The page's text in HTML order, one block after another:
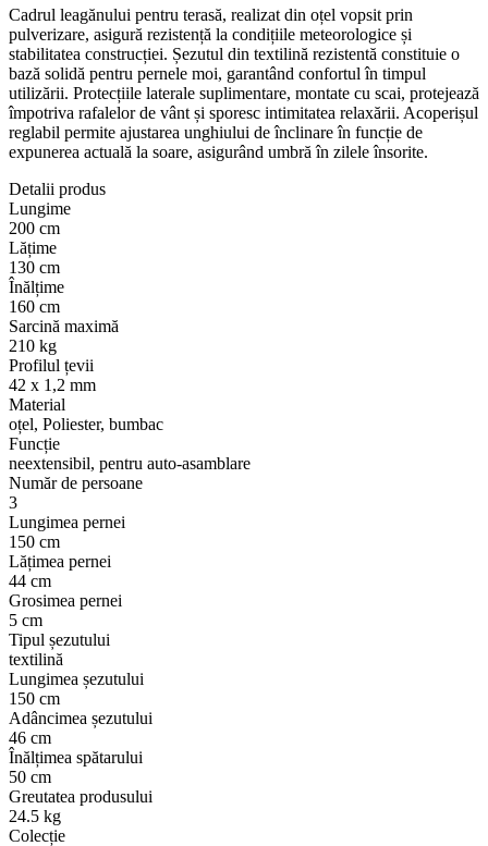
Cadrul leagănului pentru terasă, realizat din oțel vopsit prin
pulverizare, asigură rezistență la condițiile meteorologice și
stabilitatea construcției. Șezutul din textilină rezistentă constituie o
bază solidă pentru pernele moi, garantând confortul în timpul
utilizării. Protecțiile laterale suplimentare, montate cu scai, protejează
împotriva rafalelor de vânt și sporesc intimitatea relaxării. Acoperișul
reglabil permite ajustarea unghiului de înclinare în funcție de
expunerea actuală la soare, asigurând umbră în zilele însorite.
Detalii produs
Lungime
200 cm
Lățime
130 cm
Înălțime
160 cm
Sarcină maximă
210 kg
Profilul țevii
42 x 1,2 mm
Material
oțel, Poliester, bumbac
Funcție
neextensibil, pentru auto-asamblare
Număr de persoane
3
Lungimea pernei
150 cm
Lățimea pernei
44 cm
Grosimea pernei
5 cm
Tipul șezutului
textilină
Lungimea șezutului
150 cm
Adâncimea șezutului
46 cm
Înălțimea spătarului
50 cm
Greutatea produsului
24.5 kg
Colecție